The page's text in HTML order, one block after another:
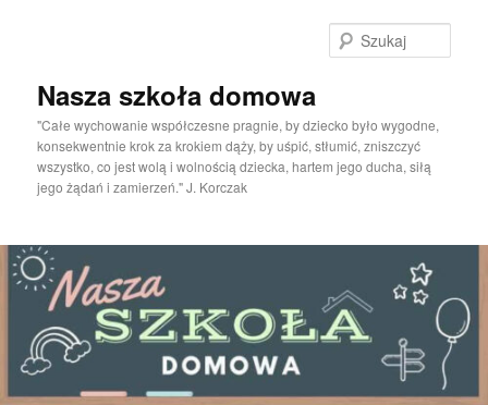
Nasza szkoła domowa
"Całe wychowanie współczesne pragnie, by dziecko było wygodne,
konsekwentnie krok za krokiem dąży, by uśpić, stłumić, zniszczyć
wszystko, co jest wolą i wolnością dziecka, hartem jego ducha, siłą
jego żądań i zamierzeń." J. Korczak